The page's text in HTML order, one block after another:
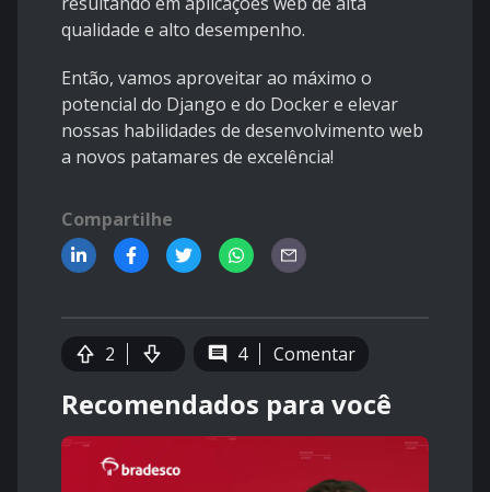
qualidade e alto desempenho.
Então, vamos aproveitar ao máximo o
potencial do Django e do Docker e elevar
nossas habilidades de desenvolvimento web
a novos patamares de excelência!
Compartilhe
2 4 Comentar
Recomendados para você